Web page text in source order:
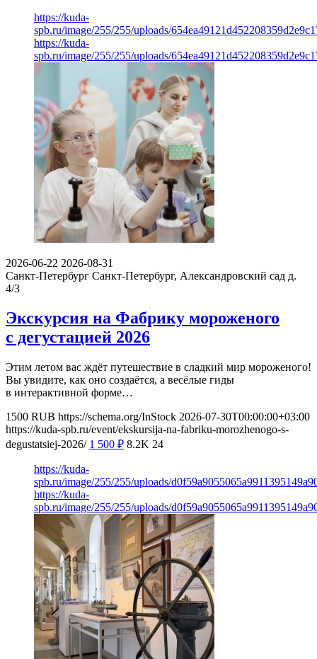
https://kuda-
spb.ru/image/255/255/uploads/
https://kuda-
spb.ru/image/255/255/uploads/
2026-06-22 2026-08-31
Санкт-Петербург Санкт-Петербург, Александровский сад д.
4/3
Экскурсия на Фабрику мороженого
с дегустацией 2026
Этим летом вас ждёт путешествие в сладкий мир мороженого!
Вы увидите, как оно создаётся, а весёлые гиды
в интерактивной форме…
1500 RUB https://schema.org/InStock 2026-07-30T00:00:00+03:00
https://kuda-spb.ru/event/ekskursija-na-fabriku-morozhenogo-s-
degustatsiej-2026/ 1 500 ₽ 8.2K 24
https://kuda-
spb.ru/image/255/255/uploads/
https://kuda-
spb.ru/image/255/255/uploads/